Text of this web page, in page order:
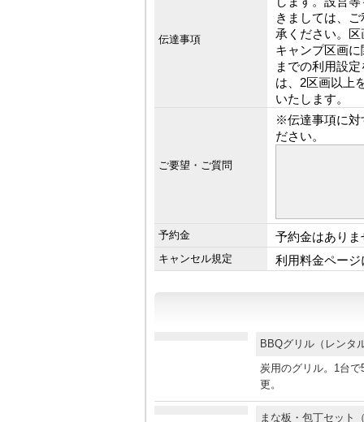
伝達事項
きましては、
承ください。
キャンプ区画
までの利用設
は、2区画以上
いたします。
ご要望・ご質問
※伝達事項に対
ださい。
予約金 予約金はありま
キャンセル規定 利用料金ペー
BBQグリル（レン
炭用のグリル。1台
更。
まな板・包丁セッ